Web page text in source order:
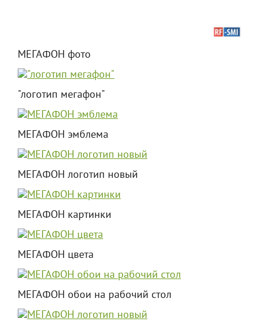
МЕГАФОН фото
"логотип мегафон"
МЕГАФОН эмблема
МЕГАФОН логотип новый
МЕГАФОН картинки
МЕГАФОН цвета
МЕГАФОН обои на рабочий стол